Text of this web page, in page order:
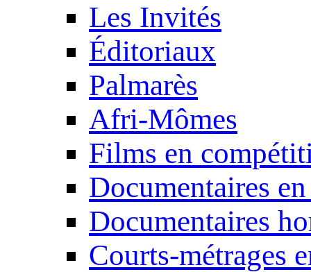
Les Invités
Éditoriaux
Palmarès
Afri-Mômes
Films en
Documentaires
Documentaires
Courts-métrages